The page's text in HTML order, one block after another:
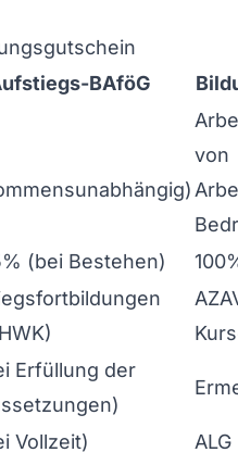
BAföG
von
(bei Bestehen)
Erfüllung der
Vollzeit)